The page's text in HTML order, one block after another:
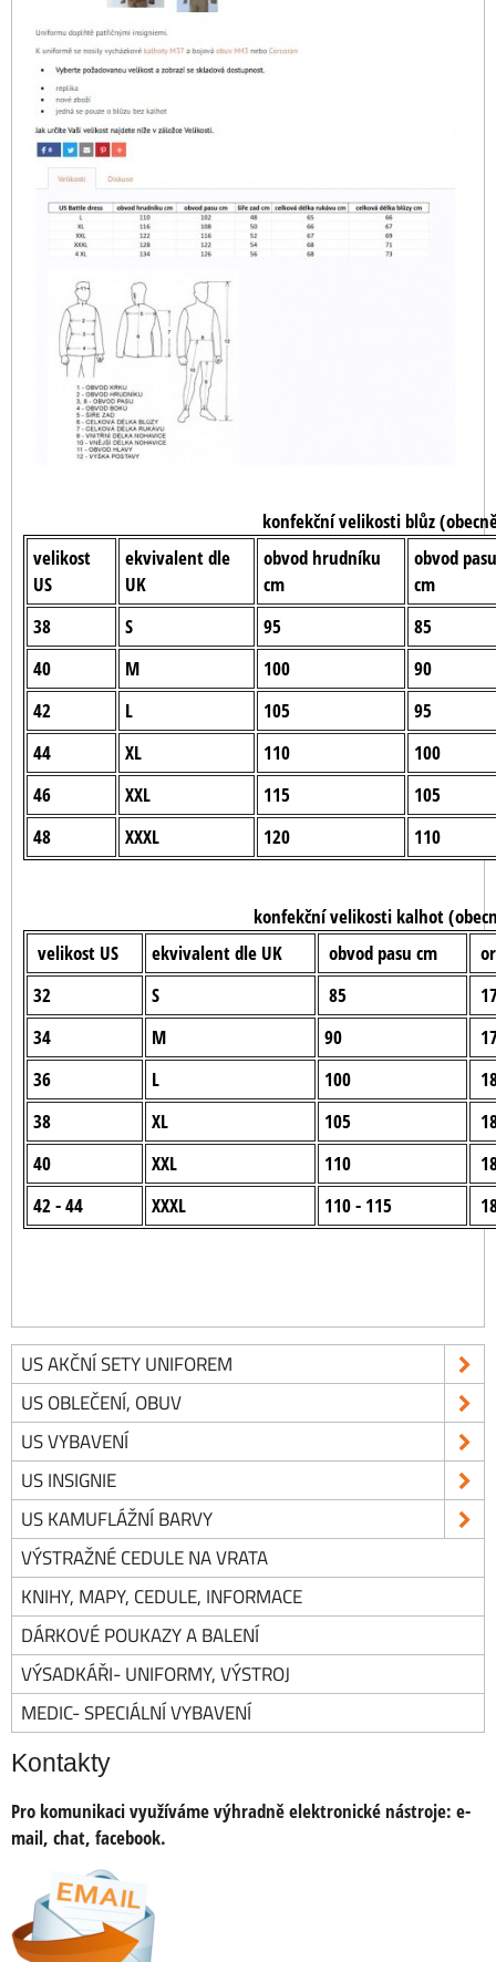
konfekční velikosti blůz
velikost
US
ekvivalent dle
UK
obvod hrudníku
cm
obvod pasu
cm
38
S 95
85
40
M 100
90
42
L 105
95
44
XL 110
100
46
XXL 115
105
48
XXXL 120 110
konfekční velikosti kalhot
velikost US
ekvivalent dle UK obvod pasu cm
32
S 85
34
M 90
36
L 100
38
XL 105
40
XXL 110
42 - 44
XXXL 110 - 115
US AKČNÍ SETY UNIFOREM
US OBLEČENÍ, OBUV
US VYBAVENÍ
US INSIGNIE
US KAMUFLÁŽNÍ BARVY
VÝSTRAŽNÉ CEDULE NA VRATA
KNIHY, MAPY, CEDULE, INFORMACE
DÁRKOVÉ POUKAZY A BALENÍ
VÝSADKÁŘI- UNIFORMY, VÝSTROJ
MEDIC- SPECIÁLNÍ VYBAVENÍ
Kontakty
Pro komunikaci využíváme výhradně elektronické nástroje: e-
mail, chat, facebook.